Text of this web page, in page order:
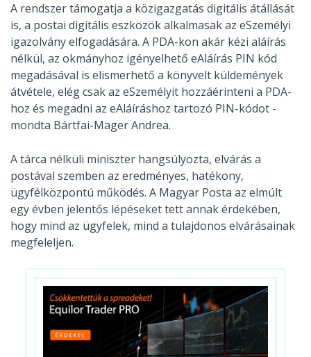
A rendszer támogatja a közigazgatás digitális átállását
is, a postai digitális eszközök alkalmasak az eSzemélyi
igazolvány elfogadására. A PDA-kon akár kézi aláírás
nélkül, az okmányhoz igényelhető eAláírás PIN kód
megadásával is elismerhető a könyvelt küldemények
átvétele, elég csak az eSzemélyit hozzáérinteni a PDA-
hoz és megadni az eAláíráshoz tartozó PIN-kódot -
mondta Bártfai-Mager Andrea.
A tárca nélküli miniszter hangsúlyozta, elvárás a
postával szemben az eredményes, hatékony,
ügyfélközpontú működés. A Magyar Posta az elmúlt
egy évben jelentős lépéseket tett annak érdekében,
hogy mind az ügyfelek, mind a tulajdonos elvárásainak
megfeleljen.